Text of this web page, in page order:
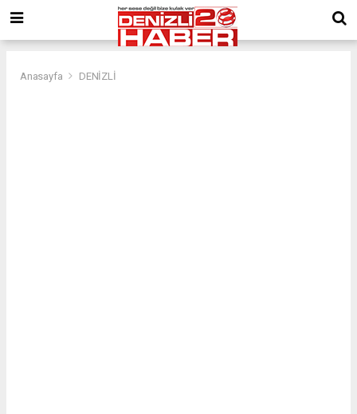
Anasayfa DENİZLİ